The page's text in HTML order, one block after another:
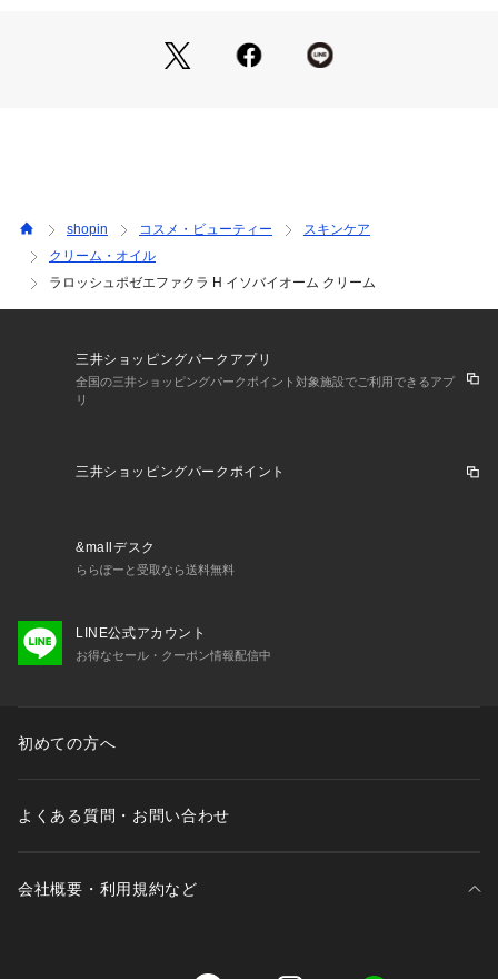
shopin コスメ・ビューティー
スキンケア
クリーム・オイル
ラロッシュポゼエファクラ H イソバイオーム クリーム
三井ショッピングパークアプリ
全国の三井ショッピングパークポイント対象施設でご利用できるアプ
リ
三井ショッピングパークポイント
&mallデスク
ららぽーと受取なら送料無料
LINE公式アカウント
お得なセール・クーポン情報配信中
初めての方へ
よくある質問・お問い合わせ
会社概要・利用規約など